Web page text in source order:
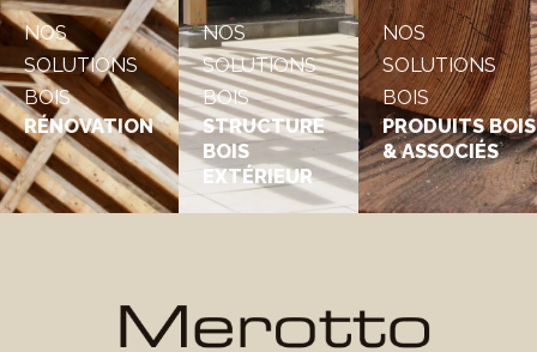
NOS
SOLUTIONS
BOIS
RÉNOVATION
NOS
SOLUTIONS
BOIS
STRUCTURE
BOIS
EXTÉRIEUR
NOS
SOLUTIONS
BOIS
PRODUITS BOIS
& ASSOCIÉS